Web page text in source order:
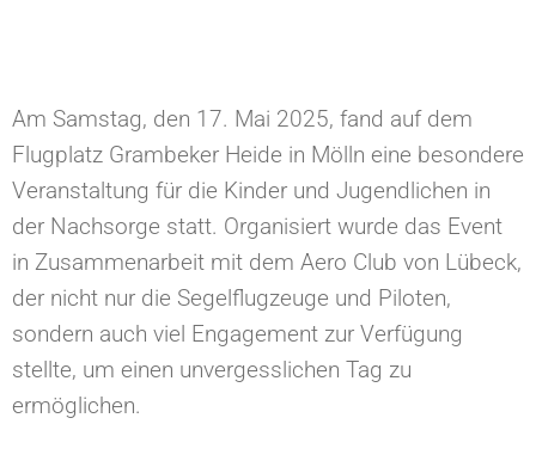
Am Samstag, den 17. Mai 2025, fand auf dem
Flugplatz Grambeker Heide in Mölln eine besondere
Veranstaltung für die Kinder und Jugendlichen in
der Nachsorge statt. Organisiert wurde das Event
in Zusammenarbeit mit dem Aero Club von Lübeck,
der nicht nur die Segelflugzeuge und Piloten,
sondern auch viel Engagement zur Verfügung
stellte, um einen unvergesslichen Tag zu
ermöglichen.